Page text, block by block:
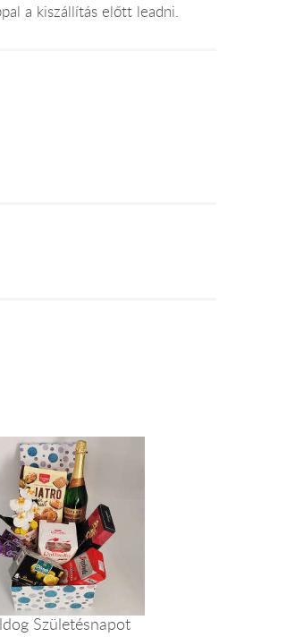
a kiszállítás előtt leadni.
Születésnapot